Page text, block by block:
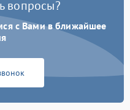
вопросы?
с Вами в ближайшее